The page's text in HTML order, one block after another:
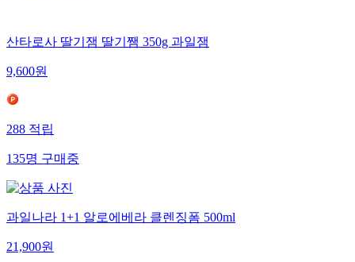
산타로사 딸기잼 딸기쨈 350g 과일잼
9,600원
288적립
135명구매중
과일나라 1+1 알로에베라 클렌징폼 500ml
21,900원